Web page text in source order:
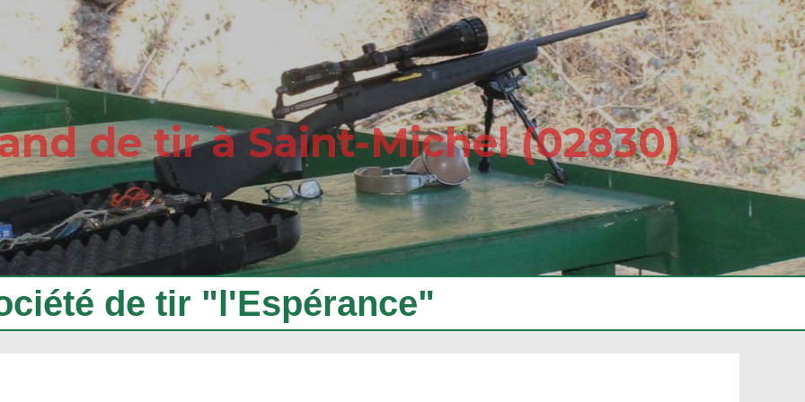
de tir à Saint-Michel (02830)
de tir "l'Espérance"